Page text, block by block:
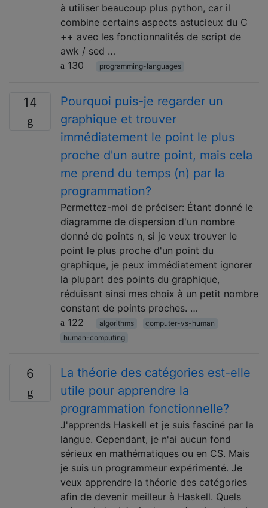
à utiliser beaucoup plus python, car il
combine certains aspects astucieux du C
++ avec les fonctionnalités de script de
awk / sed …
130
programming-languages
14
Pourquoi puis-je regarder un
graphique et trouver
immédiatement le point le plus
proche d'un autre point, mais cela
me prend du temps (n) par la
programmation?
Permettez-moi de préciser: Étant donné le
diagramme de dispersion d'un nombre
donné de points n, si je veux trouver le
point le plus proche d'un point du
graphique, je peux immédiatement ignorer
la plupart des points du graphique,
réduisant ainsi mes choix à un petit nombre
constant de points proches. …
122
algorithms
computer-vs-human
human-computing
6
La théorie des catégories est-elle
utile pour apprendre la
programmation fonctionnelle?
J'apprends Haskell et je suis fasciné par la
langue. Cependant, je n'ai aucun fond
sérieux en mathématiques ou en CS. Mais
je suis un programmeur expérimenté. Je
veux apprendre la théorie des catégories
afin de devenir meilleur à Haskell. Quels